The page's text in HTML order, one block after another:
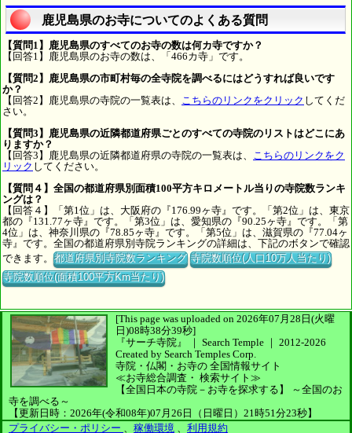
鹿児島県のお寺についてのよくある質問
【質問1】鹿児島県のすべてのお寺の数は何カ寺ですか？
【回答1】鹿児島県のお寺の数は、「466カ寺」です。
【質問2】鹿児島県の市町村毎の全寺院を調べるにはどうすれば良いです
か？
【回答2】鹿児島県の寺院の一覧表は、
こちらのリンクをクリック してくだ
さい。
【質問3】鹿児島県の近隣都道府県ごとのすべての寺院のリストはどこにあ
りますか？
【回答3】鹿児島県の近隣都道府県の寺院の一覧表は、
こちらのリンクをク
リック してください。
【質問４】全国の都道府県別面積100平方キロメートル当りの寺院数ランキ
ングは？
【回答４】「第1位」は、大阪府の『176.99ヶ寺』です。「第2位」は、東京
都の『131.77ヶ寺』です。「第3位」は、愛知県の『90.25ヶ寺』です。「第
4位」は、神奈川県の『78.85ヶ寺』です。「第5位」は、滋賀県の『77.04ヶ
寺』です。全国の都道府県別寺院ランキングの詳細は、下記のボタンで確認
できます。都道府県別寺院数ランキング 寺院数順位(人口10万人当たり)
寺院数順位(面積100平方Km当たり)
[This page was uploaded on 2026年07月28日(火曜
日)08時38分39秒]
『サーチ寺院』 ｜ Search Temple ｜ 2012-2026
Created by Search Temples Corp.
寺院・仏閣・お寺の 全国情報サイト
≪お寺総合調査・ 検索サイト≫
【全国日本の寺院－お寺を探求する】
～全国のお
寺を調べる～
【更新日時：2026年(令和08年)07月26日（日曜日）21時51分23秒】
プライバシー・ポリシー
稼働環境 利用規約